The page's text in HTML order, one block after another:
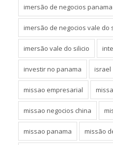
imersão de negocios panama
imersão de negocios vale do
imersão vale do silicio
investir no panama israel
missao empresarial
missao negocios china
missao panama missão